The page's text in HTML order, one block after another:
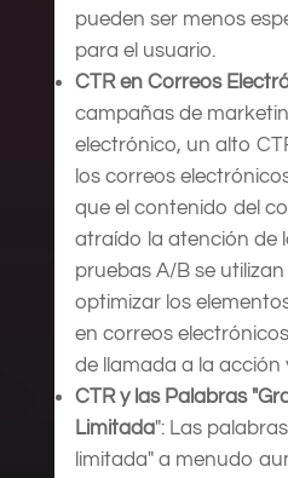
pueden ser menos
para el usuario.
CTR en Correos
campañas de
electrónico, un alto
los correos
que el contenido del
atraído la atención de
pruebas A/B se
optimizar los
en correos
de llamada a la acción
CTR y las Palabras
Limitada": Las
limitada" a menudo